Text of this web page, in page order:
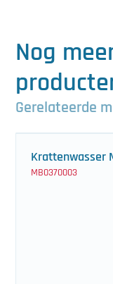
Nog
Gerelateerde
Krattenwasser
MB0370003